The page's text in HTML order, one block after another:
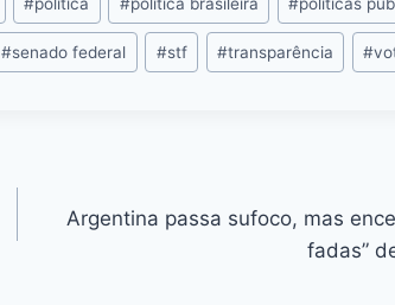
k
#senado federal #stf #transparência #
Argentina passa sufoco, mas
fadas”